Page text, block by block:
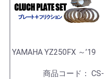
YAMAHA YZ250FX ～’19
商品コード： CS-